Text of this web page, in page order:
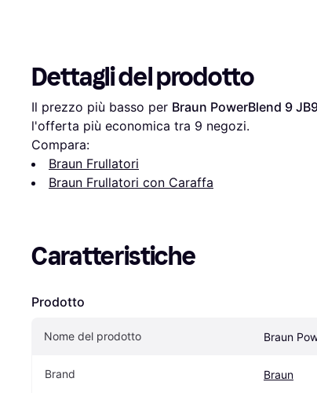
Dettagli del prodotto
Il prezzo più basso per Braun PowerBlend 9
l'offerta più economica tra 9 negozi.
Compara:
Braun Frullatori
Braun Frullatori con Caraffa
Caratteristiche
Prodotto
Nome del prodotto Braun
Brand Braun